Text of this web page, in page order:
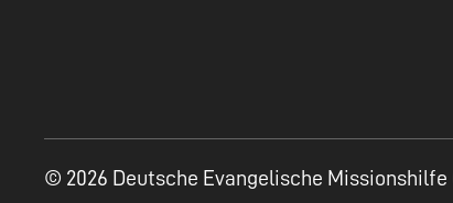
© 2026 Deutsche Evangelische Missionshilfe